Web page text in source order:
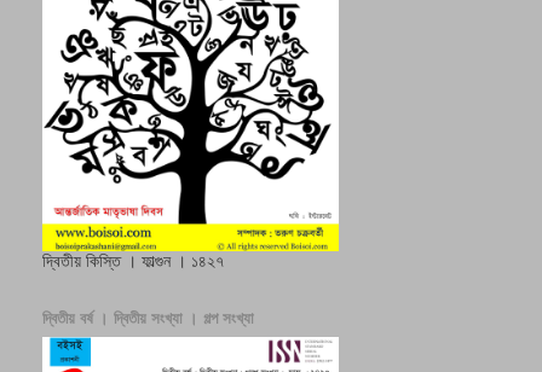
দ্বিতীয় কিস্তি । ফাল্গুন । ১৪২৭
দ্বিতীয় বর্ষ । দ্বিতীয় সংখ্যা । গল্প সংখ্যা